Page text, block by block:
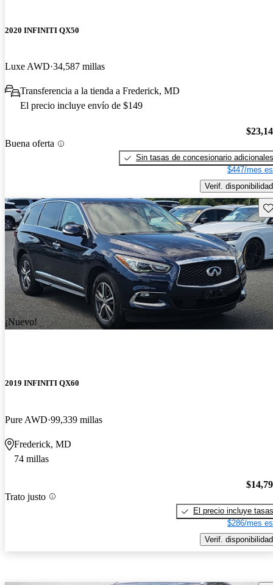
2020 INFINITI QX50
Luxe AWD 34,587 millas
Transferencia a la tienda a Frederick, MD
El precio incluye envío de $149
Buena oferta
Sin tasas de concesionario adicionales
$447/mes
Verif. disponibilidad
¡Nuevo!
2019 INFINITI QX60
Pure AWD 99,339 millas
Frederick, MD
74 millas
Trato justo
El precio incluye tasas
$286/mes
Verif. disponibilidad